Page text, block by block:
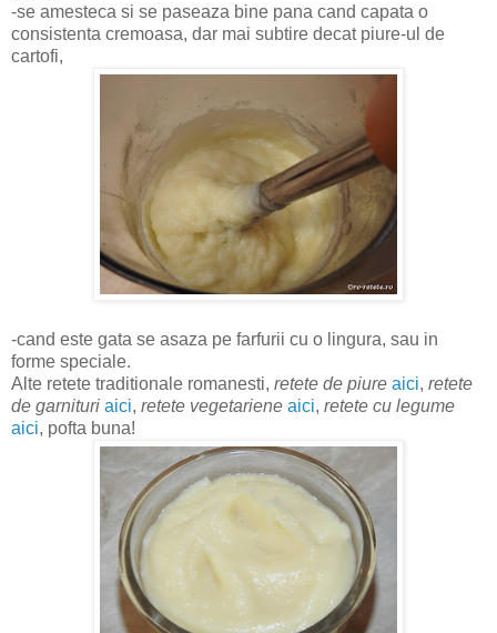
-se amesteca si se paseaza bine pana cand capata o
consistenta cremoasa, dar mai subtire decat piure-ul de
cartofi,
-cand este gata se asaza pe farfurii cu o lingura, sau in
forme speciale.
Alte retete traditionale romanesti, retete de piure aici, retete
de garnituri aici, retete vegetariene aici, retete cu legume
aici, pofta buna!